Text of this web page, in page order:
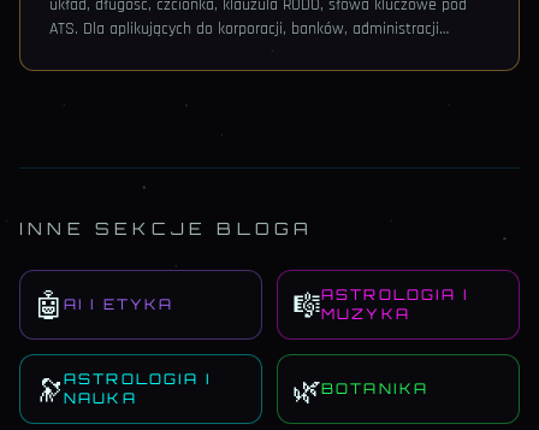
układ, długość, czcionka, klauzula RODO, słowa kluczowe pod
ATS. Dla aplikujących do korporacji, banków, administracji
INNE SEKCJE BLOGA
🤖 AI I ETYKA 🎼ASTROLOGIA I
MUZYKA
🔭 ASTROLOGIA I
NAUKA
🌿BOTANIKA